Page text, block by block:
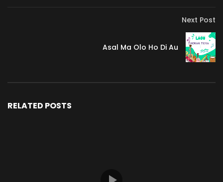
Next Post
Asal Ma Olo Ho Di Au
RELATED POSTS